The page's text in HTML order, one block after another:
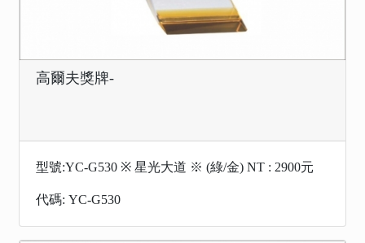
高爾夫獎牌-
型號:YC-G530 ※ 星光大道 ※ (綠/金) NT : 2900元
代碼: YC-G530